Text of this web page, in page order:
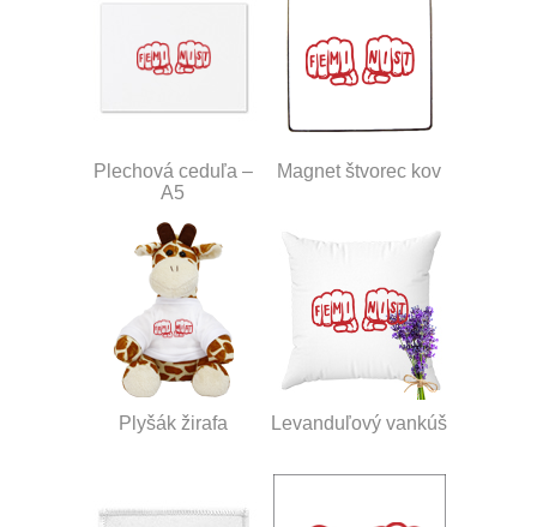
Plechová ceduľa –
A5
Magnet štvorec kov
Plyšák žirafa Levanduľový vankúš